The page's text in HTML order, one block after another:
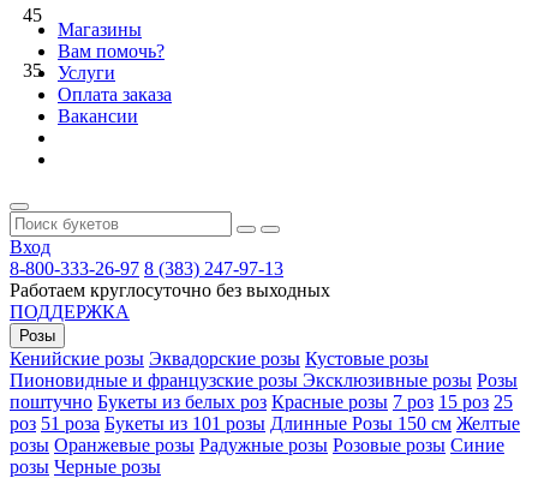
Магазины
Вам помочь?
Услуги
Оплата заказа
Вакансии
Вход
8-800-333-26-97 8 (383) 247-97-13
Работаем круглосуточно без выходных
ПОДДЕРЖКА
Розы
Кенийские розы Эквадорские розы Кустовые розы
Пионовидные и французские розы Эксклюзивные розы Розы
поштучно Букеты из белых роз Красные розы 7 роз 15 роз 25
роз 51 роза Букеты из 101 розы Длинные Розы 150 см Желтые
розы Оранжевые розы Радужные розы Розовые розы Синие
розы Черные розы
45
35